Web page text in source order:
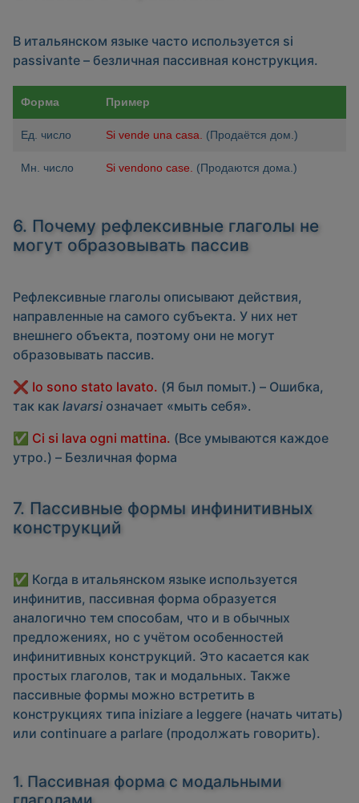
В итальянском языке часто используется si
passivante – безличная пассивная конструкция.
Форма Пример
Ед. число Si vende una casa. (Продаётся дом.)
Мн. число Si vendono case. (Продаются дома.)
6. Почему рефлексивные глаголы не
могут образовывать пассив
Рефлексивные глаголы описывают действия,
направленные на самого субъекта. У них нет
внешнего объекта, поэтому они не могут
образовывать пассив.
❌ Io sono stato lavato. (Я был помыт.) – Ошибка,
так как lavarsi означает «мыть себя».
✅ Ci si lava ogni mattina. (Все умываются каждое
утро.) – Безличная форма
7. Пассивные формы инфинитивных
конструкций
✅ Когда в итальянском языке используется
инфинитив, пассивная форма образуется
аналогично тем способам, что и в обычных
предложениях, но с учётом особенностей
инфинитивных конструкций. Это касается как
простых глаголов, так и модальных. Также
пассивные формы можно встретить в
конструкциях типа iniziare a leggere (начать читать)
или continuare a parlare (продолжать говорить).
1. Пассивная форма с модальными